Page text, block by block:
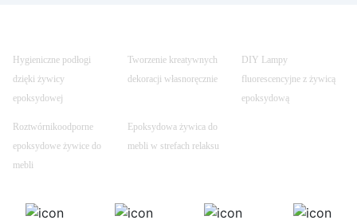
Hygieniczne podłogi
dzięki żywicy
epoksydowej
Tworzenie kreatywnych
dekoracji własnoręcznie
DIY Lampy
fluorescencyjne z żywicą
epoksydową
Roztwórnikoodporne
epoksydowe żywice do
mebli
Epoksydowa żywica do
mebli w strefach relaksu